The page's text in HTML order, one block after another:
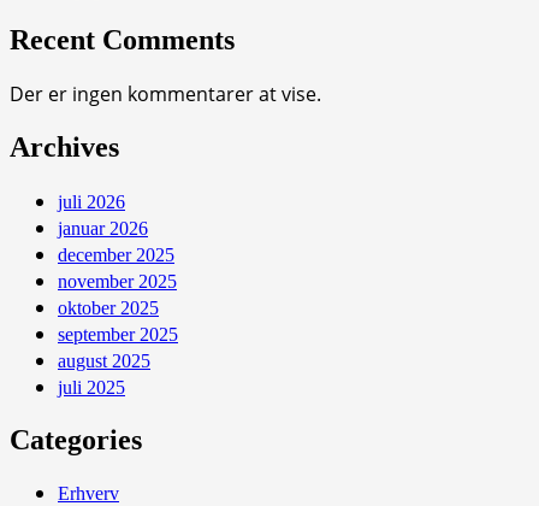
Recent Comments
Der er ingen kommentarer at vise.
Archives
juli 2026
januar 2026
december 2025
november 2025
oktober 2025
september 2025
august 2025
juli 2025
Categories
Erhverv